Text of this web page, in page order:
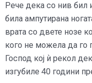
Рече дека со нив бил
била ампутирана
врата со двете нозе
кого не можела да го
Господ кој ѝ рекол
изгубиле 40 години